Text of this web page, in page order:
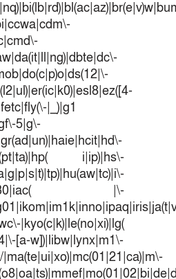
|_)|g1
5|g\-
i|ip)|hs\-
|\-
|kyo(c|k)|le(no|xi)|lg(
[a-w])|libw|lynx|m1\-